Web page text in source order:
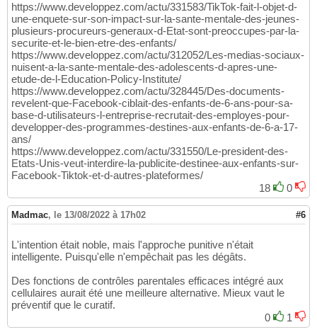
https://www.developpez.com/actu/331583/TikTok-fait-l-objet-d-
une-enquete-sur-son-impact-sur-la-sante-mentale-des-jeunes-
plusieurs-procureurs-generaux-d-Etat-sont-preoccupes-par-la-
securite-et-le-bien-etre-des-enfants/
https://www.developpez.com/actu/312052/Les-medias-sociaux-
nuisent-a-la-sante-mentale-des-adolescents-d-apres-une-
etude-de-l-Education-Policy-Institute/
https://www.developpez.com/actu/328445/Des-documents-
revelent-que-Facebook-ciblait-des-enfants-de-6-ans-pour-sa-
base-d-utilisateurs-l-entreprise-recrutait-des-employes-pour-
developper-des-programmes-destines-aux-enfants-de-6-a-17-
ans/
https://www.developpez.com/actu/331550/Le-president-des-
Etats-Unis-veut-interdire-la-publicite-destinee-aux-enfants-sur-
Facebook-Tiktok-et-d-autres-plateformes/
18
0
Madmac, le 13/08/2022 à 17h02 #6
L'intention était noble, mais l'approche punitive n'était
intelligente. Puisqu'elle n'empêchait pas les dégâts.
Des fonctions de contrôles parentales efficaces intégré aux
cellulaires aurait été une meilleure alternative. Mieux vaut le
préventif que le curatif.
0
1